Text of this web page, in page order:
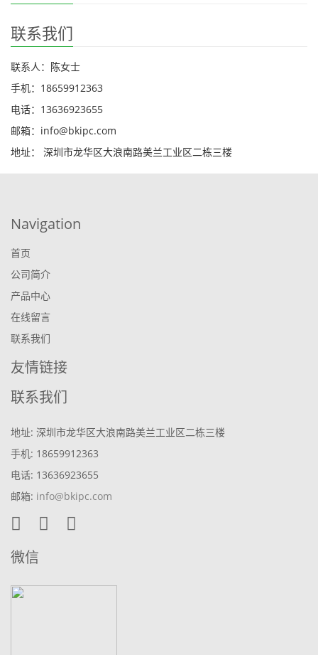
联系我们
联系人：陈女士
手机：18659912363
电话：13636923655
邮箱：info@bkipc.com
地址： 深圳市龙华区大浪南路美兰工业区二栋三楼
Navigation
首页
公司简介
产品中心
在线留言
联系我们
友情链接
联系我们
地址: 深圳市龙华区大浪南路美兰工业区二栋三楼
手机: 18659912363
电话: 13636923655
邮箱: info@bkipc.com
微信